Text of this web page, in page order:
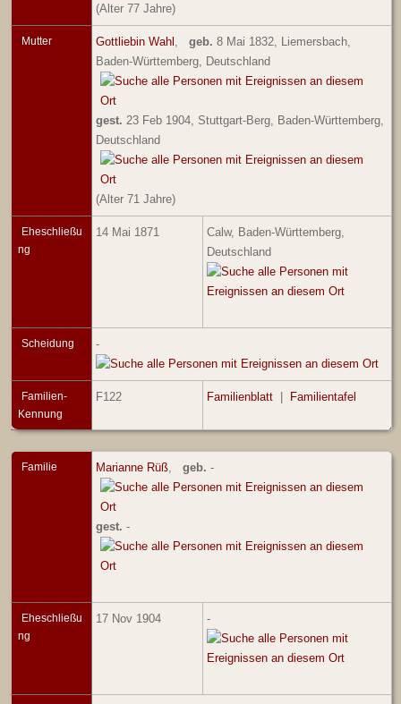
(Alter 77 Jahre)
Mutter Gottliebin Wahl geb. 8 Mai 1832, Liemersbach,
Baden-Württemberg, Deutschland
gest. 23 Feb 1904, Stuttgart-Berg, Baden-Württemberg,
Deutschland
(Alter 71 Jahre)
Eheschließu
ng
14 Mai 1871
Calw, Baden-Württemberg,
Deutschland
Scheidung -
Familien-
Kennung
F122 Familienblatt | Familientafel
Familie Marianne Rüß geb. -
gest. -
Eheschließu
ng
17 Nov 1904 -